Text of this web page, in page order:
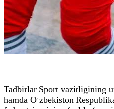
Tadbirlar Sport vazirligining
hamda O‘zbekiston